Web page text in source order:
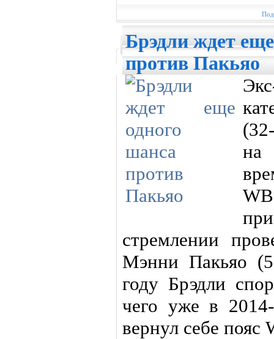
Брэдли ждет
против Пакьяо
на
стремлении
Мэнни Пакьяо
году Брэдли
чего уже в
вернул себе пояс